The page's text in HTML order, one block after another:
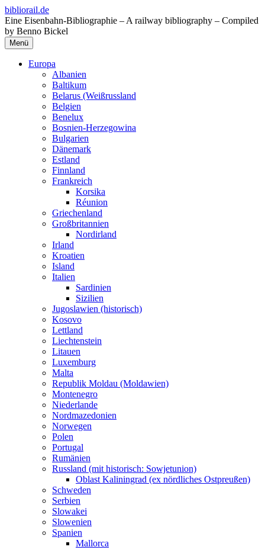
Zum
Inhalt
springen
bibliorail.de
Eine Eisenbahn-Bibliographie – A railway bibliography – Compiled
by Benno Bickel
Menü
Europa
Albanien
Baltikum
Belarus (Weißrussland
Belgien
Benelux
Bosnien-Herzegowina
Bulgarien
Dänemark
Estland
Finnland
Frankreich
Korsika
Réunion
Griechenland
Großbritannien
Nordirland
Irland
Kroatien
Island
Italien
Sardinien
Sizilien
Jugoslawien (historisch)
Kosovo
Lettland
Liechtenstein
Litauen
Luxemburg
Malta
Republik Moldau (Moldawien)
Montenegro
Niederlande
Nordmazedonien
Norwegen
Polen
Portugal
Rumänien
Russland (mit historisch: Sowjetunion)
Oblast Kaliningrad (ex nördliches Ostpreußen)
Schweden
Serbien
Slowakei
Slowenien
Spanien
Mallorca